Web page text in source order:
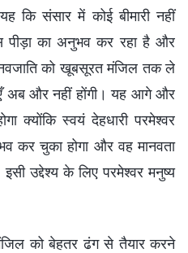
कि संसार में कोई बीमारी नहीं
पीड़ा का अनुभव कर रहा है और
को खूबसूरत मंजिल तक ले
अब और नहीं होंगी। यह आगे और
क्योंकि स्वयं देहधारी परमेश्वर
कर चुका होगा और वह मानवता
उद्देश्य के लिए परमेश्वर मनुष्य
को बेहतर ढंग से तैयार करने